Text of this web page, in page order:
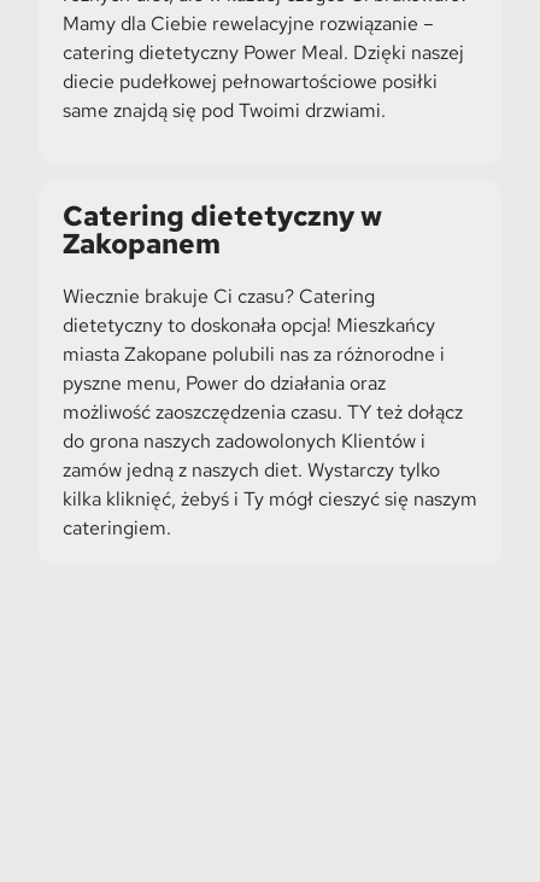
Mamy dla Ciebie rewelacyjne rozwiązanie –
catering dietetyczny Power Meal. Dzięki naszej
diecie pudełkowej pełnowartościowe posiłki
same znajdą się pod Twoimi drzwiami.
Catering dietetyczny w
Zakopanem
Wiecznie brakuje Ci czasu? Catering
dietetyczny to doskonała opcja! Mieszkańcy
miasta Zakopane polubili nas za różnorodne i
pyszne menu, Power do działania oraz
możliwość zaoszczędzenia czasu. TY też dołącz
do grona naszych zadowolonych Klientów i
zamów jedną z naszych diet. Wystarczy tylko
kilka kliknięć, żebyś i Ty mógł cieszyć się naszym
cateringiem.